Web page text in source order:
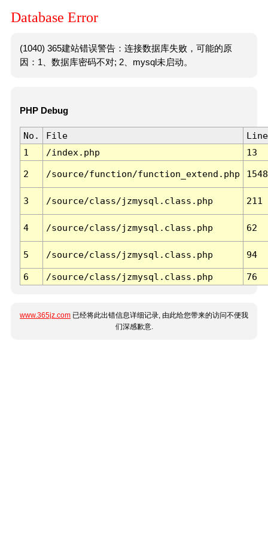
Database Error
(1040) 365建站错误警告：连接数据库失败，可能的原
因：1、数据库密码不对; 2、mysql未启动。
PHP Debug
No. File
Line
1
/index.php 13
2 /source/function/function_extend.php 1548
3 /source/class/jzmysql.class.php 211
4 /source/class/jzmysql.class.php 62
5 /source/class/jzmysql.class.php 94
6 /source/class/jzmysql.class.php 76
www.365jz.com 已经将此出错信息详细记录, 由此给您带来的访问不便我
们深感歉意.